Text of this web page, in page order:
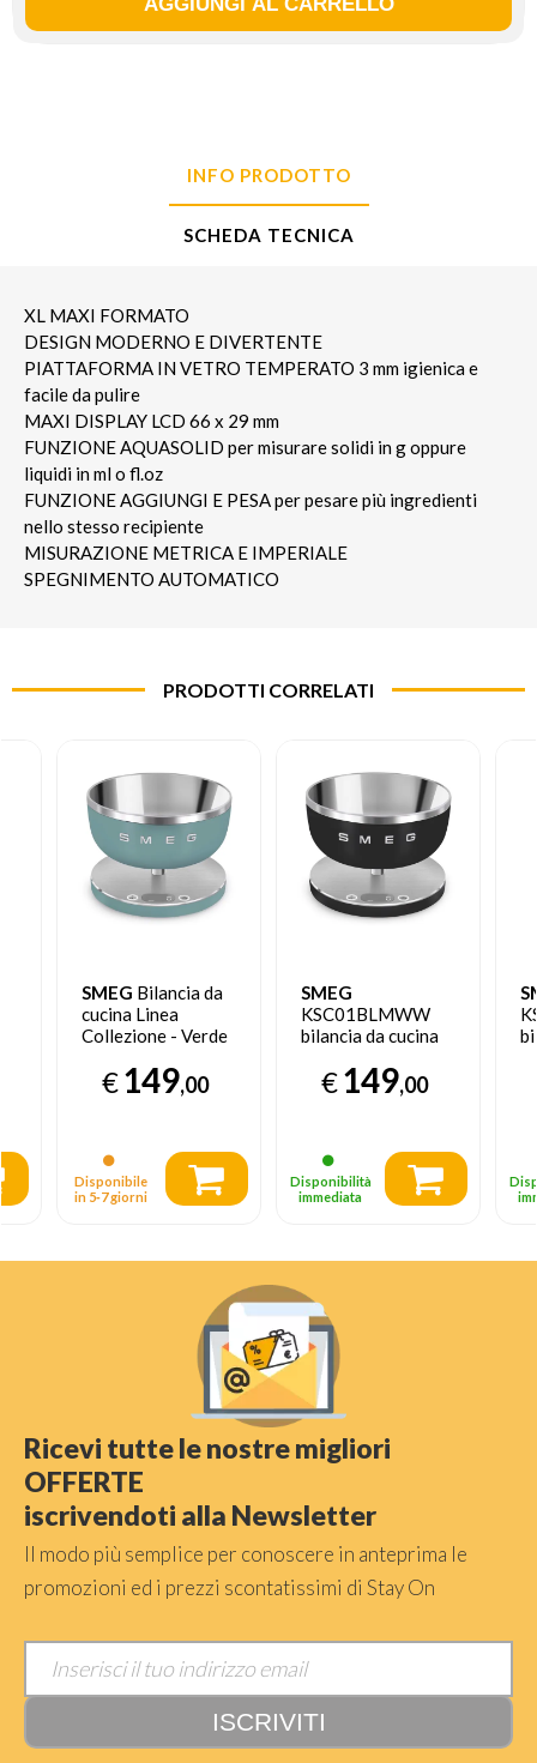
INFO PRODOTTO
SCHEDA TECNICA
XL MAXI FORMATO
DESIGN MODERNO E DIVERTENTE
PIATTAFORMA IN VETRO TEMPERATO 3 mm igienica e
facile da pulire
MAXI DISPLAY LCD 66 x 29 mm
FUNZIONE AQUASOLID per misurare solidi in g oppure
liquidi in ml o fl.oz
FUNZIONE AGGIUNGI E PESA per pesare più ingredienti
nello stesso recipiente
MISURAZIONE METRICA E IMPERIALE
SPEGNIMENTO AUTOMATICO
PRODOTTI CORRELATI
SMEG Bilancia da
cucina Linea
Collezione - Verde
KSC01EGMWW
€149,00
Disponibile
in 5‑7 giorni
SMEG
KSC01BLMWW
bilancia da cucina
inossidabile
Superficie piana
elettronica
€149,00
Disponibilità
immediata
Ricevi tutte le nostre migliori
OFFERTE
iscrivendoti alla Newsletter
Il modo più semplice per conoscere in anteprima le
promozioni ed i prezzi scontatissimi di Stay On